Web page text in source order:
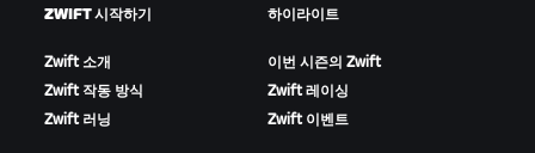
ZWIFT 시작하기
Zwift 소개
Zwift 작동 방식
Zwift 러닝
하이라이트
이번 시즌의 Zwift
Zwift 레이싱
Zwift 이벤트